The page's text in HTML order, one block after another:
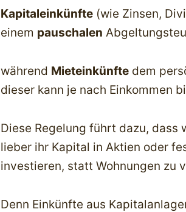
Kapitaleinkünfte (wie Zinsen,
einem pauschalen
während Mieteinkünfte dem
dieser kann je nach Einkommen
Diese Regelung führt dazu,
lieber ihr Kapital in Aktien oder
investieren, statt Wohnungen zu
Denn Einkünfte aus